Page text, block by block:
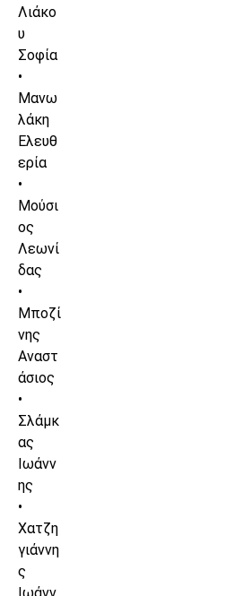
Λιάκο
υ
Σοφία
•
Μανω
λάκη
Ελευθ
ερία
•
Μούσι
ος
Λεωνί
δας
•
Μποζί
νης
Αναστ
άσιος
•
Σλάμκ
ας
Ιωάνν
ης
•
Χατζη
γιάννη
ς